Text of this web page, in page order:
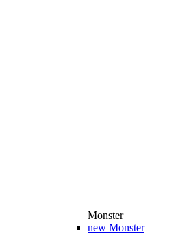
Monster
new Monster